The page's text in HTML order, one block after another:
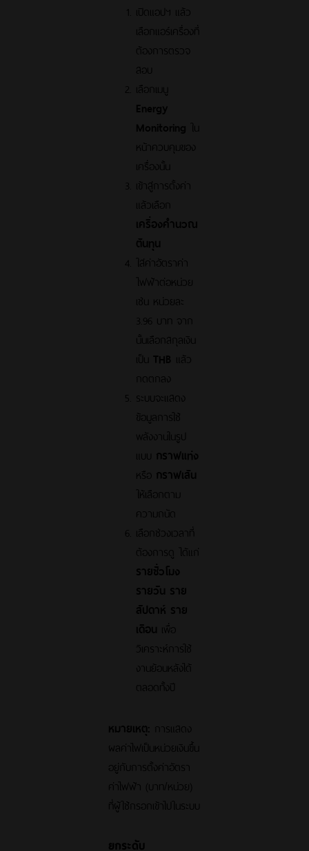
เปิดแอปฯ แล้ว
เลือกแอร์เครื่องที่
ต้องการตรวจ
สอบ
เลือกเมนู
Energy
Monitoring ใน
หน้าควบคุมของ
เครื่องนั้น
เข้าสู่การตั้งค่า
แล้วเลือก
เครื่องคำนวณ
ต้นทุน
ใส่ค่าอัตราค่า
ไฟฟ้าต่อหน่วย
เช่น หน่วยละ
3.96 บาท จาก
นั้นเลือกสกุลเงิน
เป็น THB แล้ว
กดตกลง
ระบบจะแสดง
ข้อมูลการใช้
พลังงานในรูป
แบบ กราฟแท่ง
หรือ กราฟเส้น
ให้เลือกตาม
ความถนัด
เลือกช่วงเวลาที่
ต้องการดู ได้แก่
รายชั่วโมง
รายวัน ราย
สัปดาห์ ราย
เดือน เพื่อ
วิเคราะห์การใช้
งานย้อนหลังได้
ตลอดทั้งปี
หมายเหตุ: การแสดง
ผลค่าไฟเป็นหน่วยเงินขึ้น
อยู่กับการตั้งค่าอัตรา
ค่าไฟฟ้า (บาท/หน่วย)
ที่ผู้ใช้กรอกเข้าไปในระบบ
ยกระดับ